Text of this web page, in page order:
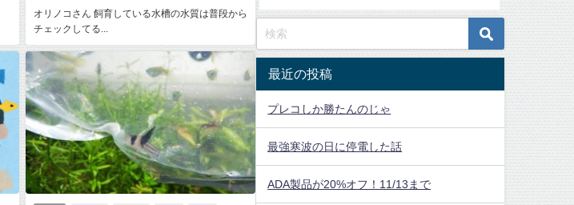
オリノコさん 飼育している水槽の水質は普段から
チェックしてる...
最近の投稿
プレコしか勝たんのじゃ
最強寒波の日に停電した話
ADA製品が20%オフ！11/13まで